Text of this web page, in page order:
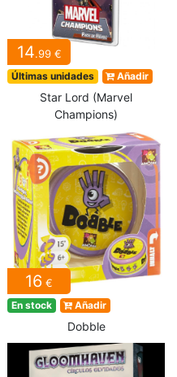
14.99 €
Últimas unidades Añadir
Star Lord (Marvel
Champions)
16 €
En stock Añadir
Dobble